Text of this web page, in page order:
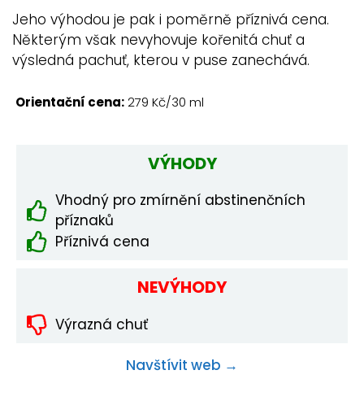
Jeho výhodou je pak i poměrně příznivá cena.
Některým však nevyhovuje kořenitá chuť a
výsledná pachuť, kterou v puse zanechává.
Orientační cena:279 Kč/30 ml
VÝHODY
Vhodný pro zmírnění abstinenčních
příznaků
Příznivá cena
NEVÝHODY
Výrazná chuť
Navštívit web →